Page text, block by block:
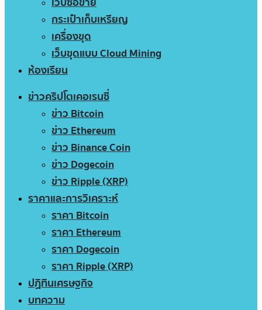
กระเป๋าเก็บเหรียญ
เครื่องขุด
เว็บขุดแบบ Cloud Mining
ห้องเรียน
ข่าวคริปโตเคอเรนซี่
ข่าว Bitcoin
ข่าว Ethereum
ข่าว Binance Coin
ข่าว Dogecoin
ข่าว Ripple (XRP)
ราคาและการวิเคราะห์
ราคา Bitcoin
ราคา Ethereum
ราคา Dogecoin
ราคา Ripple (XRP)
ปฏิทินเศรษฐกิจ
บทความ